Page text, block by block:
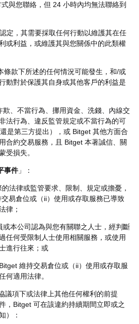
式與您聯絡，但 24 小時內均無法聯絡到
定，其需要採取任何行動以維護其在任
或利益，或維護其與您關係中的此類權
條款下所述的任何情況可能發生，和/或
動對於保護其自身或其他客戶的利益是
欺、不當行為、挪用資金、洗錢、內線交
法行為、違反監管規定或不當行為的可
是第三方提出），或 Bitget 其他方面合
合約交易服務，且 Bitget 本著誠信、關
受損失。
事件 」：
的法律或監管要求、限制、規定或擔憂，
易倉位或（ii）使用或存取服務已導致
律；
或本公司認為與您有關聯之人士，經判斷
任何受限制人士使用相關服務，或使用
進行往來；或
維持交易倉位或（ii）使用或存取服
何適用法律。
議項下或法律上其他任何權利的前提
，Bitget 可在該違約持續期間立即或之
）：